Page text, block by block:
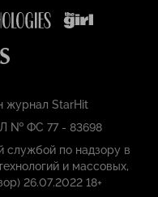
журнал StarHit
№ ФС 77 - 83698
службой по надзору в
и массовых,
26.07.2022 18+